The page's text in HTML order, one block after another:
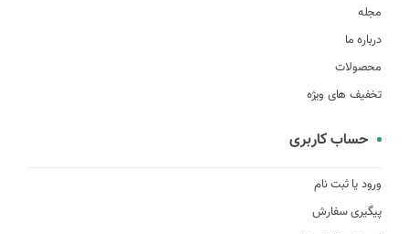
مجله
درباره ما
محصولات
تخفیف های ویژه
حساب کاربری
ورود یا ثبت نام
پیگیری سفارش